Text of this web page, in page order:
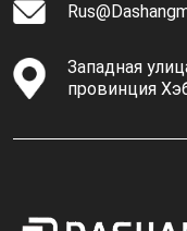
Западная
провинция